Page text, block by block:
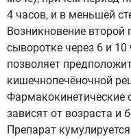
4 часов, и в меньшей
Возникновение второй
сыворотке через 6 и
позволяет
кишечнопечёночной
Фармакокинетические
зависят от возраста и
Препарат